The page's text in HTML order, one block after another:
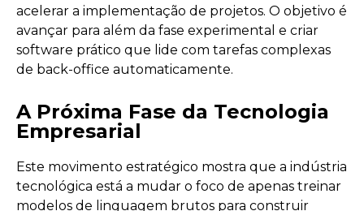
acelerar a implementação de projetos. O objetivo é
avançar para além da fase experimental e criar
software prático que lide com tarefas complexas
de back-office automaticamente.
A Próxima Fase da Tecnologia
Empresarial
Este movimento estratégico mostra que a indústria
tecnológica está a mudar o foco de apenas treinar
modelos de linguagem brutos para construir